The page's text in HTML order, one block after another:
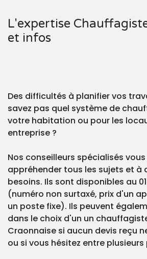
L'expertise
et infos
Des difficultés à planifier vos
savez pas quel système de
votre habitation ou pour les
entreprise ?
Nos conseilleurs spécialisés
appréhender tous les sujets et à
besoins. Ils sont disponibles au
(numéro non surtaxé, prix d'un
un poste fixe). Ils peuvent
dans le choix d'un un
Craonnaise si aucun devis reçu
ou si vous hésitez entre